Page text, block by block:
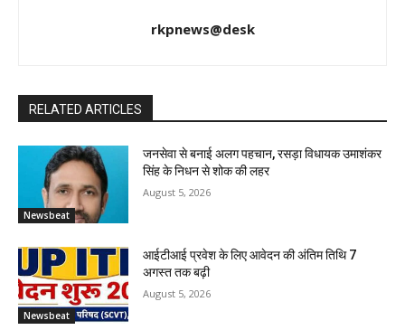
rkpnews@desk
RELATED ARTICLES
Newsbeat
जनसेवा से बनाई अलग पहचान, रसड़ा विधायक उमाशंकर
सिंह के निधन से शोक की लहर
August 5, 2026
Newsbeat
आईटीआई प्रवेश के लिए आवेदन की अंतिम तिथि 7
अगस्त तक बढ़ी
August 5, 2026